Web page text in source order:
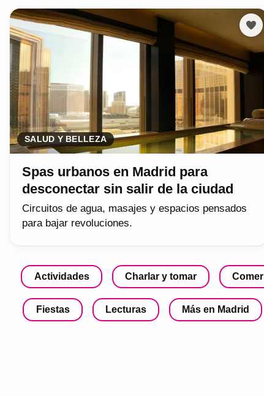
SALUD Y BELLEZA
Spas urbanos en Madrid para
desconectar sin salir de la ciudad
Circuitos de agua, masajes y espacios pensados
para bajar revoluciones.
Actividades Charlar y tomar Comer
Fiestas Lecturas Más en Madrid